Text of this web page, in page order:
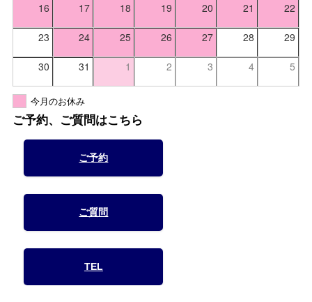
16 17 18 19 20 21 22
23 24 25 26 27 28 29
30 31 1 2 3 4 5
今月のお休み
ご予約、ご質問はこちら
ご予約
ご質問
TEL